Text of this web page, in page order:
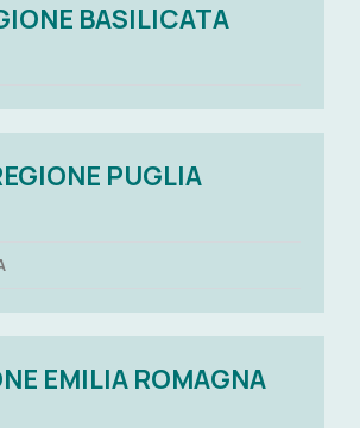
BASILICATA
PUGLIA
EMILIA ROMAGNA